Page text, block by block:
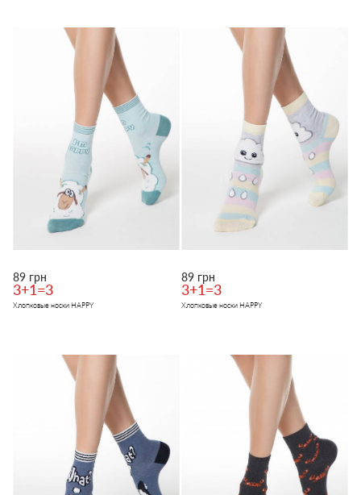
89 грн
3+1=3
Хлопковые носки HAPPY
89 грн
3+1=3
Хлопковые носки HAPPY